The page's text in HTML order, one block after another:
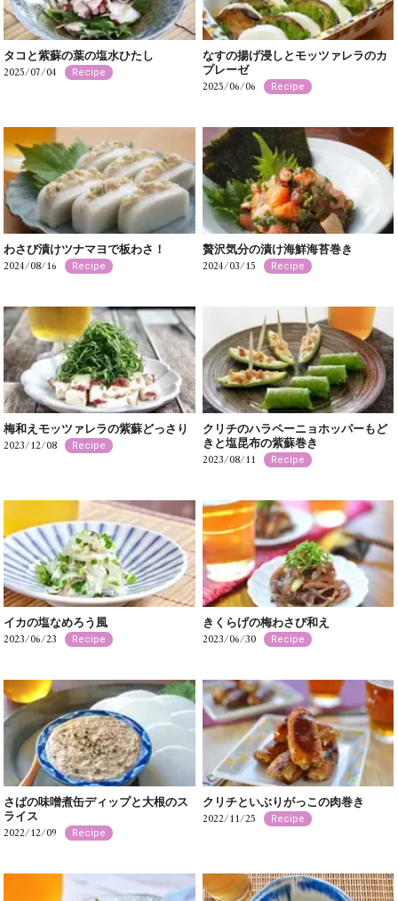
タコと紫蘇の葉の塩水ひたし
2025/07/04 Recipe
なすの揚げ浸しとモッツァレラのカ
プレーゼ
2025/06/06 Recipe
わさび漬けツナマヨで板わさ！
2024/08/16 Recipe
贅沢気分の漬け海鮮海苔巻き
2024/03/15 Recipe
梅和えモッツァレラの紫蘇どっさり
2023/12/08 Recipe
クリチのハラペーニョホッパーもど
きと塩昆布の紫蘇巻き
2023/08/11 Recipe
イカの塩なめろう風
2023/06/23 Recipe
きくらげの梅わさび和え
2023/06/30 Recipe
さばの味噌煮缶ディップと大根のス
ライス
2022/12/09 Recipe
クリチといぶりがっこの肉巻き
2022/11/25 Recipe